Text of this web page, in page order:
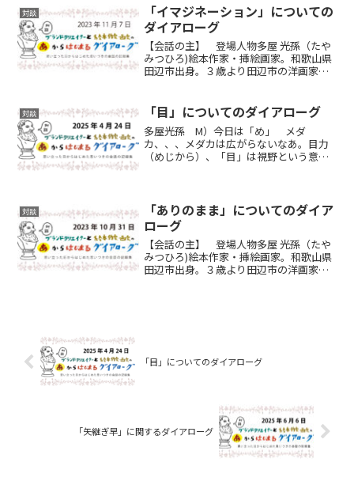
ね。会社にいた時の自分と今は全く違う
環境で仕事をしているけれ...
対談
「イマジネーション」についての
ダイアローグ
【会話の主】 登場人物多屋 光孫（たや
みつひろ)絵本作家・挿絵画家。和歌山県
田辺市出身。３歳より田辺市の洋画家、
店）。2015年8月まで二十ん年、普通に会
社員（海外営...
対談 「目」についてのダイアローグ
多屋光孫 M）今日は「め」 メダ
カ、、、メダカは広がらないなあ。目力
（めじから）、「目」は視野という意味
利きができるには、知識と...
対談
「ありのまま」についてのダイア
ローグ
【会話の主】 登場人物多屋 光孫（たや
みつひろ)絵本作家・挿絵画家。和歌山県
田辺市出身。３歳より田辺市の洋画家、
「目」についてのダイアローグ
「矢継ぎ早」に関するダイアローグ